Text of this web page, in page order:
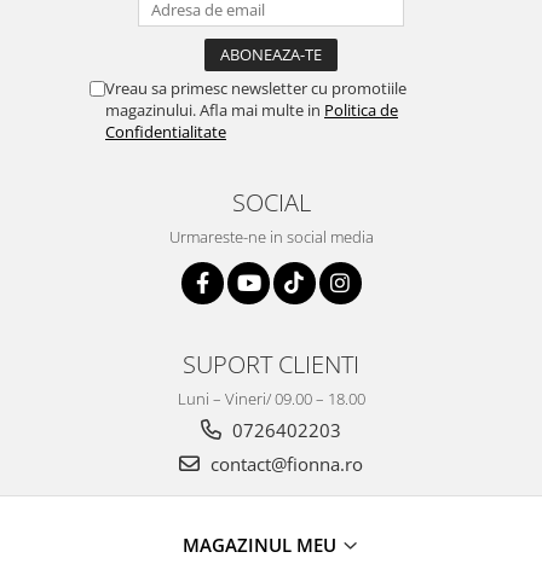
Vreau sa primesc newsletter cu promotiile
magazinului. Afla mai multe in Politica de
Confidentialitate
SOCIAL
Urmareste-ne in social media
SUPORT CLIENTI
Luni – Vineri/ 09.00 – 18.00
0726402203
contact@fionna.ro
MAGAZINUL MEU